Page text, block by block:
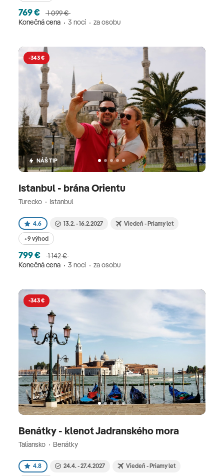
769 €
1 099 €
Konečná cena
3 nocí za osobu
-343 €
NÁŠ TIP
Istanbul - brána Orientu
Turecko Istanbul
4.6 13.2. - 16.2.2027 Viedeň - Priamy let
+9 výhod
799 €
1 142 €
Konečná cena
3 nocí za osobu
-343 €
Benátky - klenot Jadranského mora
Taliansko Benátky
4.8 24.4. - 27.4.2027 Viedeň - Priamy let